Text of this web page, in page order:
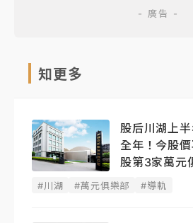
知更多
股后川湖上
全年！今股
股第3家萬元
#川湖 #萬元俱樂部 #導軌